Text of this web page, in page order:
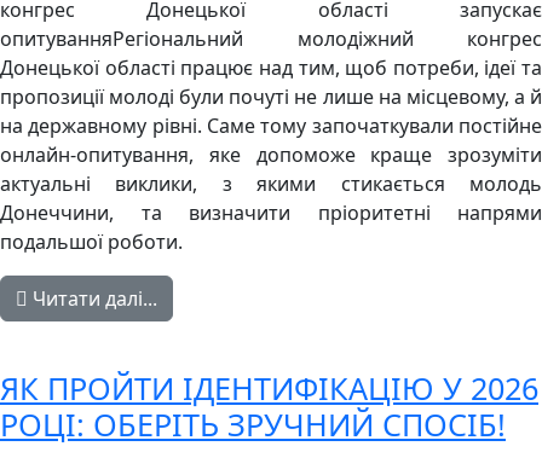
конгрес Донецької області запускає
опитуванняРегіональний молодіжний конгрес
Донецької області працює над тим, щоб потреби, ідеї та
пропозиції молоді були почуті не лише на місцевому, а й
на державному рівні. Саме тому започаткували постійне
онлайн-опитування, яке допоможе краще зрозуміти
актуальні виклики, з якими стикається молодь
Донеччини, та визначити пріоритетні напрями
подальшої роботи.
Читати далі...
ЯК ПРОЙТИ ІДЕНТИФІКАЦІЮ У 2026
РОЦІ: ОБЕРІТЬ ЗРУЧНИЙ СПОСІБ!